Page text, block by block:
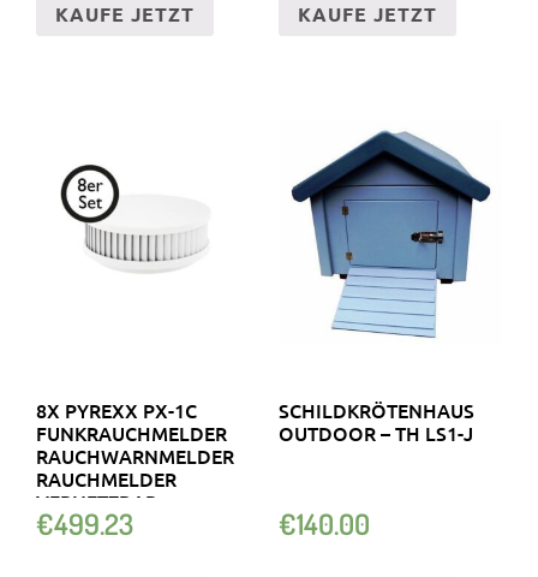
KAUFE JETZT KAUFE JETZT
8X PYREXX PX-1C
FUNKRAUCHMELDER
RAUCHWARNMELDER
RAUCHMELDER
VERNETZBAR
€499.23
SCHILDKRÖTENHAUS
OUTDOOR – TH LS1-J
€140.00